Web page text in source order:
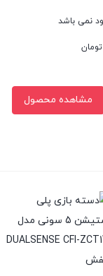
نمی باشد
تومان
مشاهده محصول